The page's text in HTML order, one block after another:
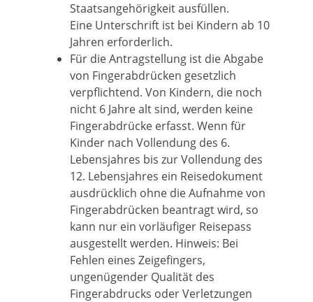
Staatsangehörigkeit ausfüllen.
Eine Unterschrift ist bei Kindern ab 10
Jahren erforderlich.
Für die Antragstellung ist die Abgabe
von Fingerabdrücken gesetzlich
verpflichtend. Von Kindern, die noch
nicht 6 Jahre alt sind, werden keine
Fingerabdrücke erfasst. Wenn für
Kinder nach Vollendung des 6.
Lebensjahres bis zur Vollendung des
12. Lebensjahres ein Reisedokument
ausdrücklich ohne die Aufnahme von
Fingerabdrücken beantragt wird, so
kann nur ein vorläufiger Reisepass
ausgestellt werden. Hinweis: Bei
Fehlen eines Zeigefingers,
ungenügender Qualität des
Fingerabdrucks oder Verletzungen